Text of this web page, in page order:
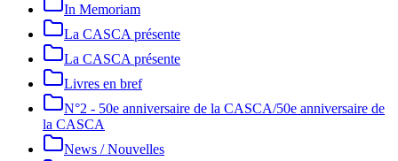
In Memoriam
La CASCA présente
La CASCA présente
Livres en bref
N°2 - 50e anniversaire de la CASCA/50e anniversaire de
la CASCA
News / Nouvelles